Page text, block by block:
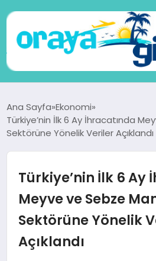
SAĞLIK
TEKNOLOJI
YAŞAM
Ana Sayfa Ekonomi
Türkiye’nin İlk 6 Ay İhracatında
Sektörüne Yönelik Veriler Açıklandı
Türkiye’nin İlk 6 Ay
Meyve ve Sebze
Sektörüne Yönelik
Açıklandı